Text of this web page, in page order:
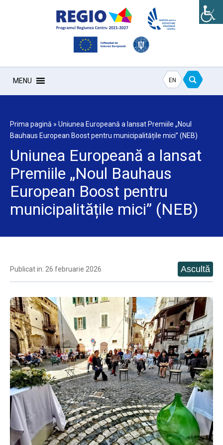
MENU EN
Prima pagină » Uniunea Europeană a lansat Premiile „Noul
Bauhaus European Boost pentru municipalitățile mici” (NEB)
Uniunea Europeană a lansat
Premiile „Noul Bauhaus
European Boost pentru
municipalitățile mici” (NEB)
Publicat in: 26 februarie 2026